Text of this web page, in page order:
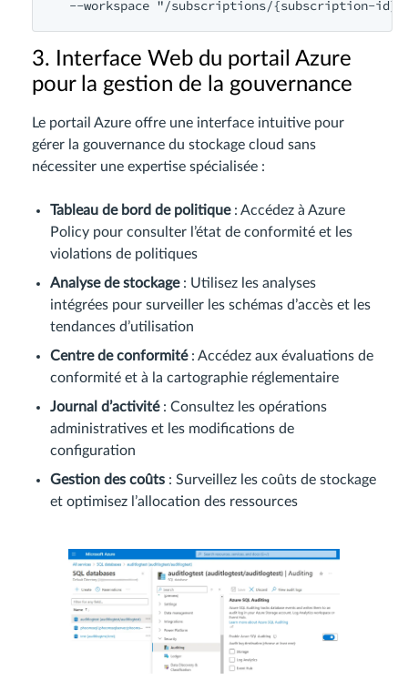
3. Interface Web du portail Azure
pour la gestion de la gouvernance
Le portail Azure offre une interface intuitive pour
gérer la gouvernance du stockage cloud sans
nécessiter une expertise spécialisée :
Tableau de bord de politique: Accédez à Azure
Policy pour consulter l’état de conformité et les
violations de politiques
Analyse de stockage: Utilisez les analyses
intégrées pour surveiller les schémas d’accès et les
tendances d’utilisation
Centre de conformité: Accédez aux évaluations de
conformité et à la cartographie réglementaire
Journal d’activité: Consultez les opérations
administratives et les modifications de
configuration
Gestion des coûts : Surveillez les coûts de stockage
et optimisez l’allocation des ressources